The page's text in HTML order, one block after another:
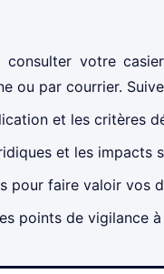
consulter votre
ou par courrier.
et les critères
et les impacts
pour faire valoir vos
points de vigilance